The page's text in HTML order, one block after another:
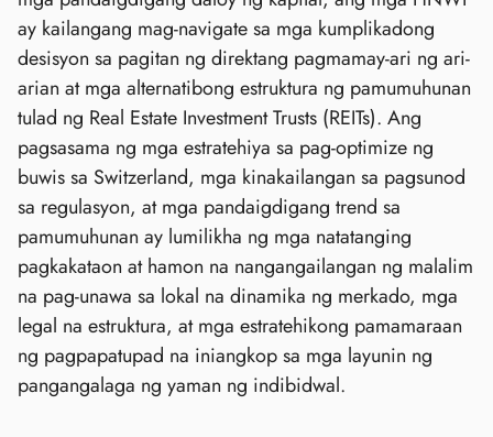
ay kailangang mag-navigate sa mga kumplikadong
desisyon sa pagitan ng direktang pagmamay-ari ng ari-
arian at mga alternatibong estruktura ng pamumuhunan
tulad ng Real Estate Investment Trusts (REITs). Ang
pagsasama ng mga estratehiya sa pag-optimize ng
buwis sa Switzerland, mga kinakailangan sa pagsunod
sa regulasyon, at mga pandaigdigang trend sa
pamumuhunan ay lumilikha ng mga natatanging
pagkakataon at hamon na nangangailangan ng malalim
na pag-unawa sa lokal na dinamika ng merkado, mga
legal na estruktura, at mga estratehikong pamamaraan
ng pagpapatupad na iniangkop sa mga layunin ng
pangangalaga ng yaman ng indibidwal.